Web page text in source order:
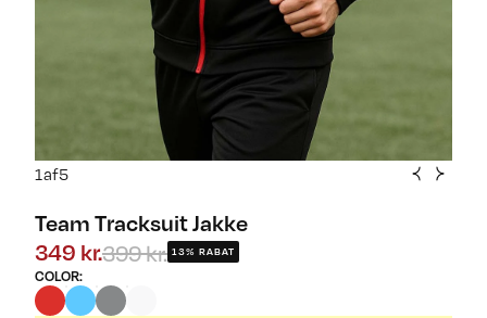
1af5
Team Tracksuit Jakke
349 kr.399 kr. 13% RABAT
COLOR: